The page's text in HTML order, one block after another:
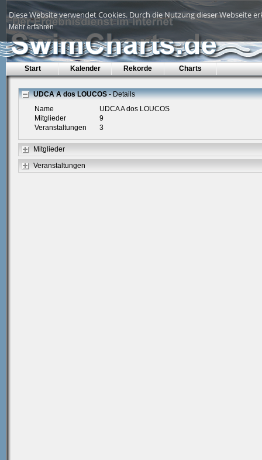
Diese Website verwendet Cookies. Durch die Nutzung dieser Webseite
Mehr erfahren
Start Kalender Rekorde Charts
UDCA A dos LOUCOS- Details
Name
UDCA A dos LOUCOS
Mitglieder
9
Veranstaltungen
3
Mitglieder
Veranstaltungen